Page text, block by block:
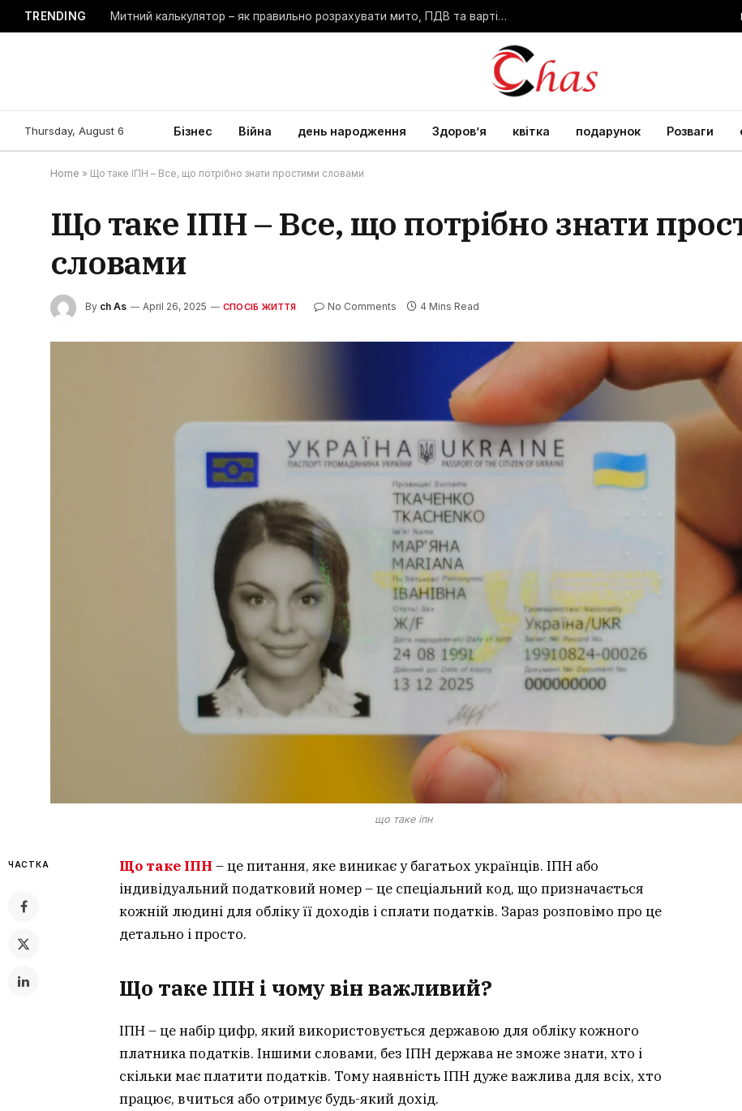
TRENDING Митний калькулятор – як правильно розрахувати мито, ПДВ та вартість розмитнення
Thursday, August 6 Бізнес Війна день народження Здоров’я квітка подарунок Розваги
Home » Що таке ІПН – Все, що потрібно знати простими словами
Що таке ІПН – Все, що потрібно знати
словами
By ch As April 26, 2025 СПОСІБ ЖИТТЯ No Comments 4 Mins Read
що таке іпн
ЧАСТКА Що таке ІПН – це питання, яке виникає у багатьох українців. ІПН або
індивідуальний податковий номер – це спеціальний код, що призначається
кожній людині для обліку її доходів і сплати податків. Зараз розповімо про це
детально і просто.
Що таке ІПН і чому він важливий?
ІПН – це набір цифр, який використовується державою для обліку кожного
платника податків. Іншими словами, без ІПН держава не зможе знати, хто і
скільки має платити податків. Тому наявність ІПН дуже важлива для всіх, хто
працює, вчиться або отримує будь-який дохід.